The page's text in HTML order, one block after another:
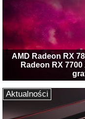
AMD Radeon RX
Radeon RX
Aktualności